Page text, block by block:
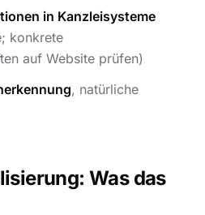
in Kanzleisysteme
konkrete
auf Website prüfen)
, natürliche
Was das